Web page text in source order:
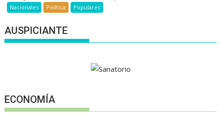
Nacionales Política Populares
AUSPICIANTE
ECONOMÍA